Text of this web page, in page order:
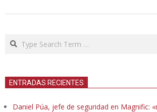
Search
ENTRADAS RECIENTES
Daniel Púa, jefe de seguridad en Magnific: